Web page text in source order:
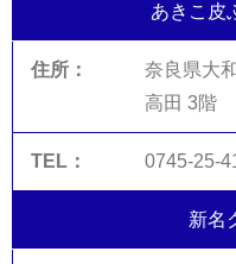
あきこ皮
奈良県大
高田 3階
0745-25-
新名